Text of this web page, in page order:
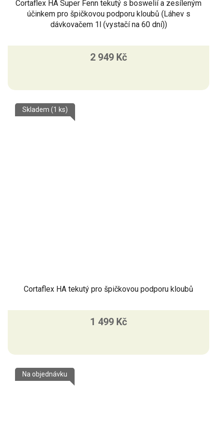
Cortaflex HA Super Fenn tekutý s boswelií a zesíleným
účinkem pro špičkovou podporu kloubů (Láhev s
dávkovačem 1l (vystačí na 60 dní))
2 949 Kč
Cortaflex HA tekutý pro špičkovou podporu kloubů
Skladem (1 ks)
1 499 Kč
Na objednávku